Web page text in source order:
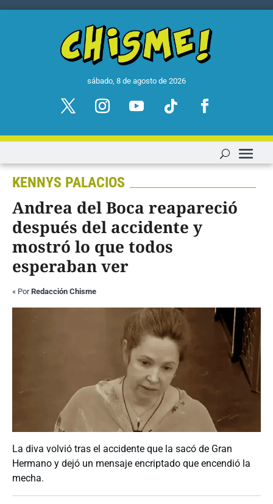
sábado, 8 de agosto de 2026
KENNYS PALACIOS
Andrea del Boca reapareció
después del accidente y
mostró lo que todos
esperaban ver
« PorRedacción Chisme
La diva volvió tras el accidente que la sacó de Gran
Hermano y dejó un mensaje encriptado que encendió la
mecha.